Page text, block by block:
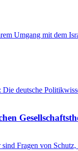
Umgang mit
deutsche
Fragen von